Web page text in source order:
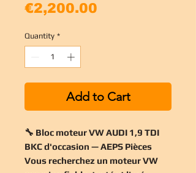
€2,200.00
Quantity *
Add to Cart
🔧 Bloc moteur VW AUDI 1,9 TDI
BKC d'occasion — AEPS Pièces
Vous recherchez un moteur VW